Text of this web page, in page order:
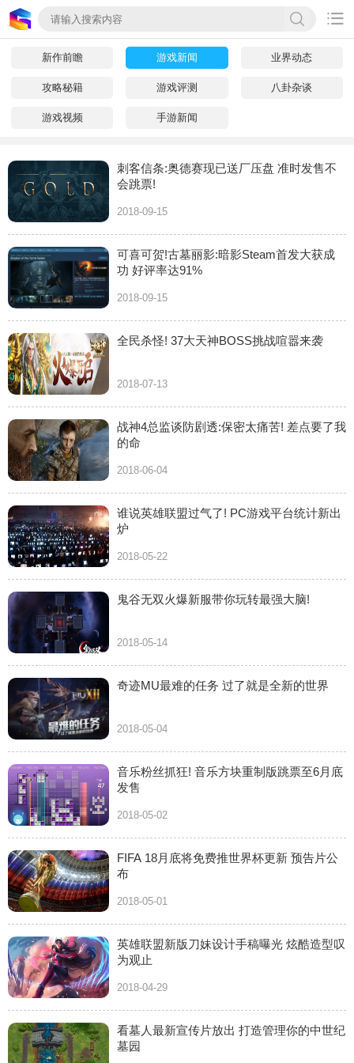

新作前瞻 游戏新闻 业界动态
攻略秘籍 游戏评测 八卦杂谈
游戏视频 手游新闻
刺客信条:奥德赛现已送厂压盘 准时发售不
会跳票!
2018-09-15
可喜可贺!古墓丽影:暗影Steam首发大获成
功 好评率达91%
2018-09-15
全民杀怪! 37大天神BOSS挑战喧嚣来袭
2018-07-13
战神4总监谈防剧透:保密太痛苦! 差点要了我
的命
2018-06-04
谁说英雄联盟过气了! PC游戏平台统计新出
炉
2018-05-22
鬼谷无双火爆新服带你玩转最强大脑!
2018-05-14
奇迹MU最难的任务 过了就是全新的世界
2018-05-04
音乐粉丝抓狂! 音乐方块重制版跳票至6月底
发售
2018-05-02
FIFA 18月底将免费推世界杯更新 预告片公
布
2018-05-01
英雄联盟新版刀妹设计手稿曝光 炫酷造型叹
为观止
2018-04-29
看墓人最新宣传片放出 打造管理你的中世纪
墓园